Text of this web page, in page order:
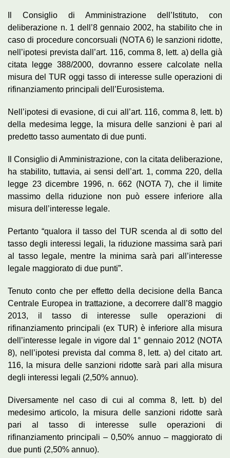
Il Consiglio di Amministrazione dell’Istituto, con
deliberazione n. 1 dell’8 gennaio 2002, ha stabilito che in
caso di procedure concorsuali (NOTA 6) le sanzioni ridotte,
nell’ipotesi prevista dall’art. 116, comma 8, lett. a) della già
citata legge 388/2000, dovranno essere calcolate nella
misura del TUR oggi tasso di interesse sulle operazioni di
rifinanziamento principali dell’Eurosistema.
Nell’ipotesi di evasione, di cui all’art. 116, comma 8, lett. b)
della medesima legge, la misura delle sanzioni è pari al
predetto tasso aumentato di due punti.
Il Consiglio di Amministrazione, con la citata deliberazione,
ha stabilito, tuttavia, ai sensi dell’art. 1, comma 220, della
legge 23 dicembre 1996, n. 662 (NOTA 7), che il limite
massimo della riduzione non può essere inferiore alla
misura dell’interesse legale.
Pertanto “qualora il tasso del TUR scenda al di sotto del
tasso degli interessi legali, la riduzione massima sarà pari
al tasso legale, mentre la minima sarà pari all’interesse
legale maggiorato di due punti”.
Tenuto conto che per effetto della decisione della Banca
Centrale Europea in trattazione, a decorrere dall’8 maggio
2013, il tasso di interesse sulle operazioni di
rifinanziamento principali (ex TUR) è inferiore alla misura
dell’interesse legale in vigore dal 1° gennaio 2012 (NOTA
8), nell’ipotesi prevista dal comma 8, lett. a) del citato art.
116, la misura delle sanzioni ridotte sarà pari alla misura
degli interessi legali (2,50% annuo).
Diversamente nel caso di cui al comma 8, lett. b) del
medesimo articolo, la misura delle sanzioni ridotte sarà
pari al tasso di interesse sulle operazioni di
rifinanziamento principali – 0,50% annuo – maggiorato di
due punti (2,50% annuo).